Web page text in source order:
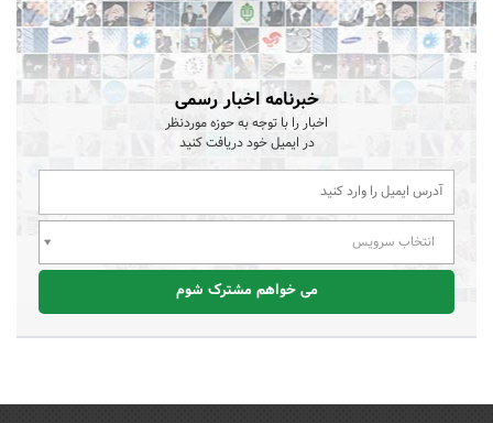
خبرنامه اخبار رسمی
اخبار را با توجه به حوزه موردنظر
در ایمیل خود دریافت کنید
انتخاب سرویس
می خواهم مشترک شوم